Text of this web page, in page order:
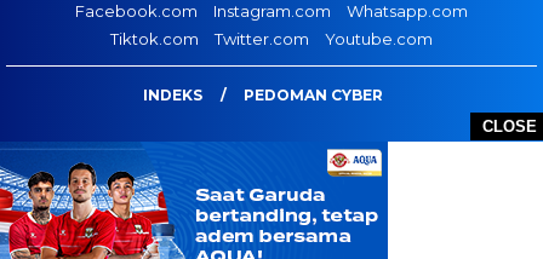
CLOSE
Facebook.com
Instagram.com
Whatsapp.com
Tiktok.com
Twitter.com Youtube.com
INDEKS PEDOMAN CYBER
JOURNAL MEDIA NEWS